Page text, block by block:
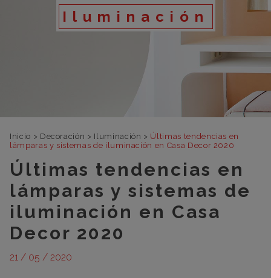
Iluminación
Inicio > Decoración > Iluminación > Últimas tendencias en
lámparas y sistemas de iluminación en Casa Decor 2020
Últimas tendencias en
lámparas y sistemas de
iluminación en Casa
Decor 2020
21 / 05 / 2020